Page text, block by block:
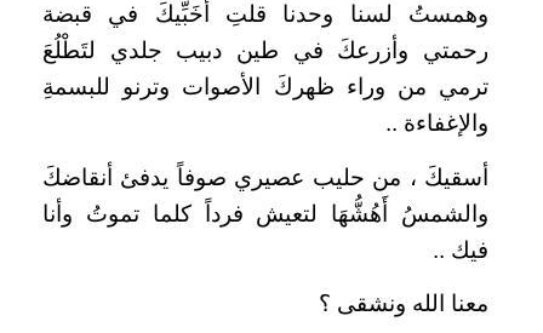
وهمستُ لسنا وحدنا قلتِ أُخَبِّيكَ في قبضة
رحمتي وأزرعكَ في طين دبيب جلدي لتَطْلُعَ
ترمي من وراء ظهركَ الأصوات وترنو للبسمةِ
والإغفاءة ..
أسقيكَ ، من حليب عصيري صوفاً يدفئ أنقاضكَ
والشمسُ أَهُشُّهَا لتعيش فرداً كلما تموتُ وأنا
فيك ..
معنا الله ونشقى ؟